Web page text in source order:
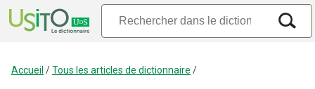
Accueil /Tous les articles de dictionnaire /